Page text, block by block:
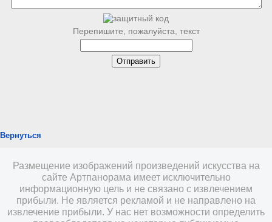
Перепишите, пожалуйста, текст
Вернуться
Размещение изображений произведений искусства на
сайте Артпанорама имеет исключительно
информационную цель и не связано с извлечением
прибыли. Не является рекламой и не направлено на
извлечение прибыли. У нас нет возможности определить